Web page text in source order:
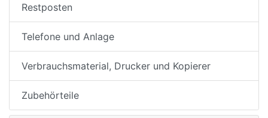
Restposten
Telefone und Anlage
Verbrauchsmaterial, Drucker und Kopierer
Zubehörteile